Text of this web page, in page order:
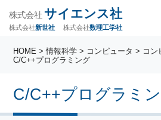
株式会社 サイエンス社
株式会社新世社 株式会社数理工学社
C/C++プログラミ
HOME >情報科学 > コンピュータ > コン
C/C++プログラミング